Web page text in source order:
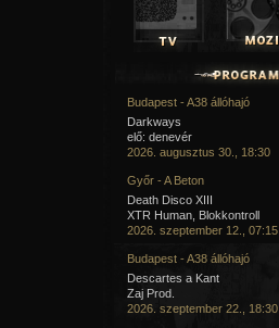
Budapest - A38 állóhajó
Darkways
elő: denevér
2026. augusztus 30., 18:30
Győr - A Beton
Death Disco XIII
XTR Human, Blokkontroll
2026. szeptember 12., 07:15
Budapest - A38 állóhajó
Descartes a Kant
Zaj Prod.
2026. szeptember 22., 18:30